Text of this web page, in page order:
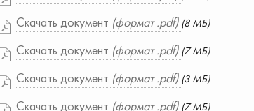
Скачать документ (формат .pdf) (8 МБ)
Скачать документ (формат .pdf) (7 МБ)
Скачать документ (формат .pdf) (3 МБ)
Скачать документ (формат .pdf) (7 МБ)